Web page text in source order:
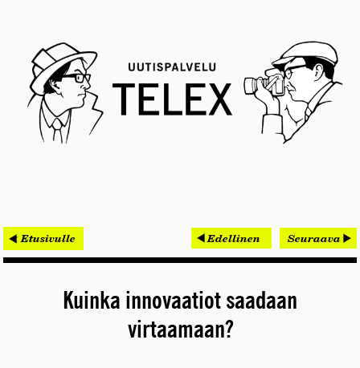
< Etusivulle Edellinen Seuraava
Kuinka innovaatiot saadaan
virtaamaan?